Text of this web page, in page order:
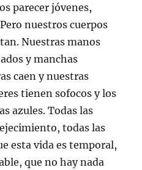
parecer jóvenes,
nuestros cuerpos
Nuestras manos
y manchas
caen y nuestras
tienen sofocos y los
azules. Todas las
todas las
esta vida es temporal,
que no hay nada